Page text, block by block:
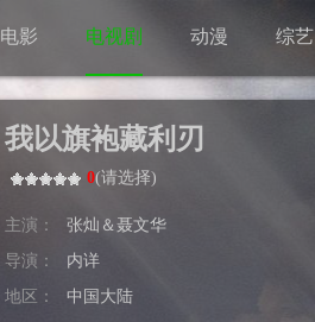
电影 电视剧 动漫 综艺
我以旗袍藏利刃
0(请选择)
主演：
张灿＆聂文华
导演：
内详
地区：
中国大陆